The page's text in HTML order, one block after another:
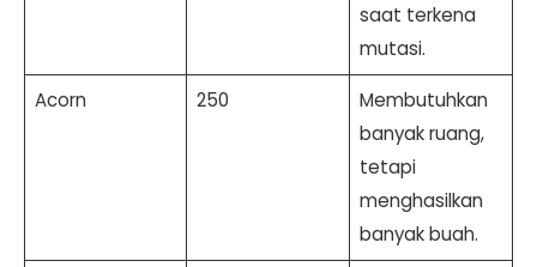
saat terkena
mutasi.
Acorn 250
Membutuhkan
banyak ruang,
tetapi
menghasilkan
banyak buah.